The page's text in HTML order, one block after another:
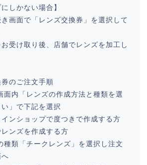
しかない場合】
画面で 「レンズ交換券」 を選択して
受け取り後、店舗でレンズを加工し
券のご注文手順
内「レンズの作成方法と種類を選
」で下記を選択
ンショップで度つきで作成する方
ンズを作成する方
類「チークレンズ」を選択し注文